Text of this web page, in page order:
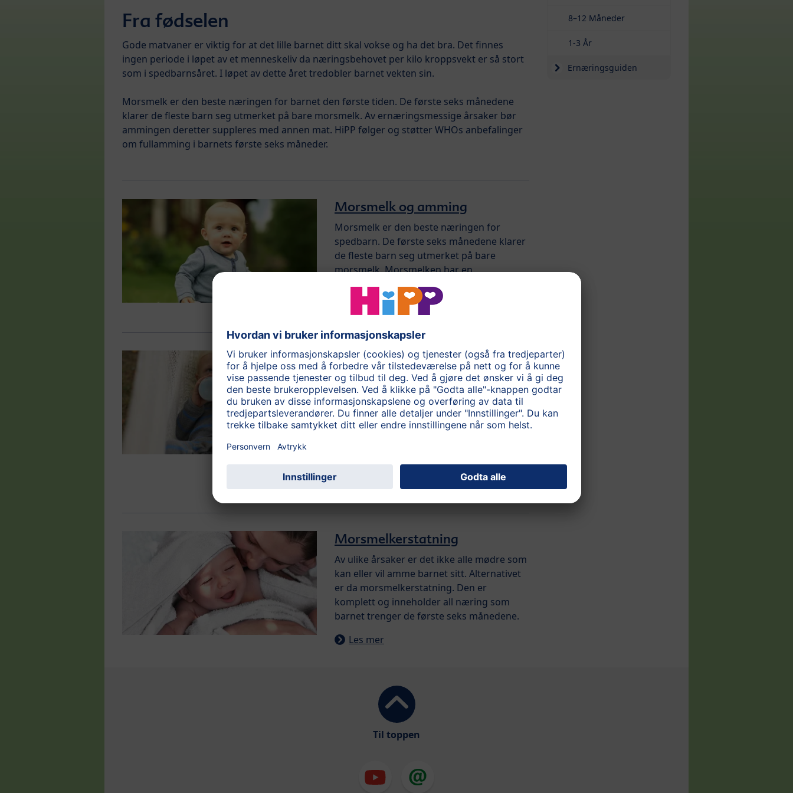
Fra fødselen
Gode matvaner er viktig for at det lille barnet ditt skal vokse og ha det bra. Det finnes
ingen periode i løpet av et menneskeliv da næringsbehovet per kilo kroppsvekt er så stort
som i spedbarnsåret. I løpet av dette året tredobler barnet vekten sin.
Morsmelk er den beste næringen for barnet den første tiden. De første seks månedene
klarer de fleste barn seg utmerket på bare morsmelk. Av ernæringsmessige årsaker bør
ammingen deretter suppleres med annen mat. HiPP følger og støtter WHOs anbefalinger
om fullamming i barnets første seks måneder.
Morsmelk og amming
Morsmelk er den beste næringen for
spedbarn. De første seks månedene klarer
de fleste barn seg utmerket på bare
morsmelk. Morsmelken har en
sammensetning som er ...
Flaskemating
Spisestunden er ikke bare mat, det er også
en stund for nærhet, hudkontakt og
samspill mellom foreldrene og barnet.
Disse faktorene er like viktige uansett om
Morsmelkerstatning
Av ulike årsaker er det ikke alle mødre som
kan eller vil amme barnet sitt. Alternativet
er da morsmelkerstatning. Den er
komplett og inneholder all næring som
barnet trenger de første seks månedene.
Les mer
8–12 Måneder
1-3 År
Ernæringsguiden
Til toppen